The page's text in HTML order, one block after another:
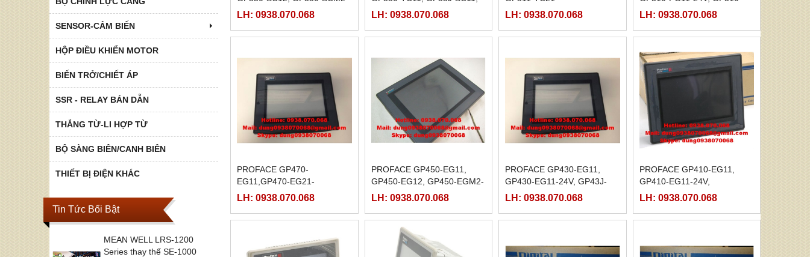
SENSOR-CẢM BIẾN
HỘP ĐIỀU KHIỂN MOTOR
BIẾN TRỞ/CHIẾT ÁP
SSR - RELAY BÁN DẪN
THẮNG TỪ-LI HỢP TỪ
BỘ SÀNG BIÊN/CANH BIÊN
THIẾT BỊ ĐIỆN KHÁC
Tin Tức Bổi Bật
MEAN WELL LRS-1200
Series thay thế SE-1000
220, GP550-TC11, GP550-
LH: 0938.070.068
GP53J-SCE1-220, GP53J-
LH: 0938.070.068 LH: 0938.070.068
TC11,
LH: 0938.070.068
PROFACE GP470-
EG11,GP470-EG21-
24VP,GP470-EG31-24V,
LH: 0938.070.068
PROFACE GP450-EG11,
GP450-EG12, GP450-EGM2-
220,
LH: 0938.070.068
PROFACE GP430-EG11,
GP430-EG11-24V, GP43J-
EG11, GP43J-EGE1-220
LH: 0938.070.068
PROFACE GP410-EG11,
GP410-EG11-24V,
LH: 0938.070.068